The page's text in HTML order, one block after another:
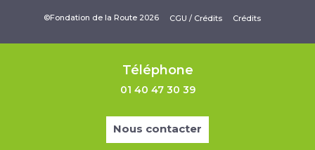
©Fondation de la Route 2026 CGU / Crédits Crédits
Téléphone
01 40 47 30 39
Nous contacter